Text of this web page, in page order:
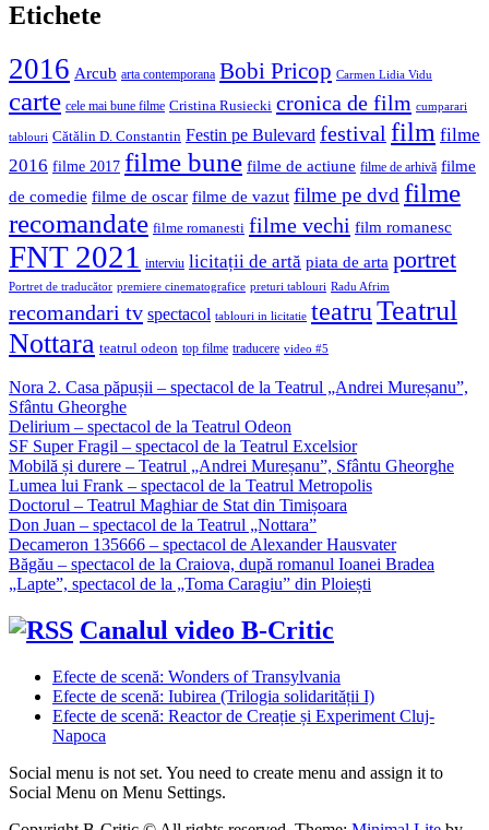
Etichete
2016 Arcub arta contemporana Bobi Pricop Carmen Lidia Vidu
carte cele mai bune filme Cristina Rusiecki cronica de film cumparari
tablouri Cătălin D. Constantin Festin pe Bulevard festival film filme
2016 filme 2017 filme bune filme de actiune filme de arhivă filme
de comedie filme de oscar filme de vazut filme pe dvd filme
recomandate filme romanesti filme vechi film romanesc
FNT 2021 interviu licitații de artă piata de arta portret
Portret de traducător premiere cinematografice preturi tablouri Radu Afrim
recomandari tv spectacol tablouri in licitatie teatruTeatrul
Nottara teatrul odeon top filme traducere video #5
Nora 2. Casa păpușii – spectacol de la Teatrul „Andrei Mureșanu”,
Sfântu Gheorghe
Delirium – spectacol de la Teatrul Odeon
SF Super Fragil – spectacol de la Teatrul Excelsior
Mobilă și durere – Teatrul „Andrei Mureșanu”, Sfântu Gheorghe
Lumea lui Frank – spectacol de la Teatrul Metropolis
Doctorul – Teatrul Maghiar de Stat din Timișoara
Don Juan – spectacol de la Teatrul „Nottara”
Decameron 135666 – spectacol de Alexander Hausvater
Băgău – spectacol de la Craiova, după romanul Ioanei Bradea
„Lapte”, spectacol de la „Toma Caragiu” din Ploiești
Canalul video B-Critic
Efecte de scenă: Wonders of Transylvania
Efecte de scenă: Iubirea (Trilogia solidarității I)
Efecte de scenă: Reactor de Creație și Experiment Cluj-
Napoca
Social menu is not set. You need to create menu and assign it to
Social Menu on Menu Settings.